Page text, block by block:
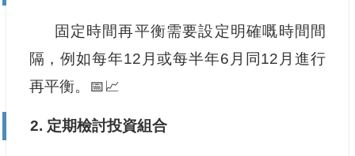
固定時間再平衡需要設定明確嘅時間間
隔，例如每年12月或每半年6月同12月進行
再平衡。📅📈
2. 定期檢討投資組合